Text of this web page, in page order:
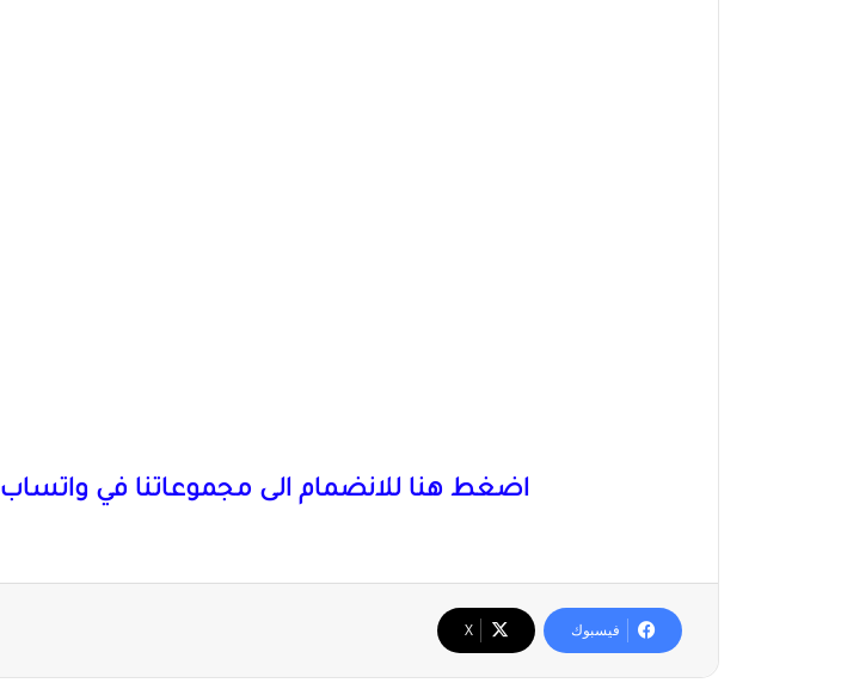
اضغط هنا للانضمام الى مجموعاتنا في واتساب
فيسبوك ‫X